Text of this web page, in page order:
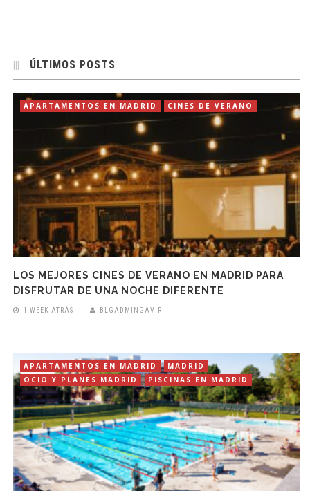
ÚLTIMOS POSTS
APARTAMENTOS EN MADRID CINES DE VERANO
LOS MEJORES CINES DE VERANO EN MADRID PARA
DISFRUTAR DE UNA NOCHE DIFERENTE
1 WEEK ATRÁS BLGADMINGAVIR
APARTAMENTOS EN MADRID
MADRID
OCIO Y PLANES MADRID
PISCINAS EN MADRID